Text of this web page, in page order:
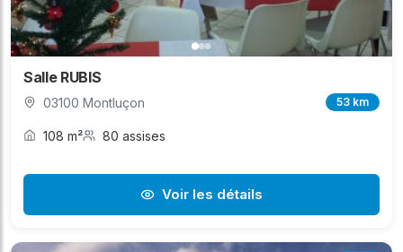
Salle RUBIS
03100 Montluçon 53 km
108 m² 80 assises
Voir les détails